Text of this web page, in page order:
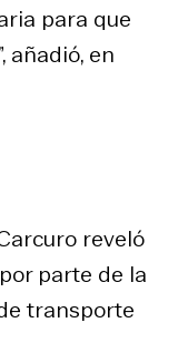
para que
añadió, en
reveló
parte de la
transporte